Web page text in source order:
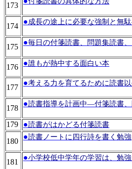
173
174
●成長の途上に必要な強制と無
175
●毎日の付箋読書、問題集読書
176 ●誰もが熱中する面白い本
177
●考える力を育てるために読書
178
●読書指導を計画中―付箋読書
179 ●読書がはかどる付箋読書
180
●読書ノートに四行詩を書く勉強
181
●小学校低中学年の学習は、勉